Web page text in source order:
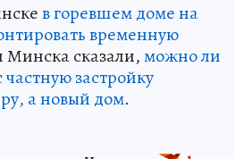
в горевшем доме на
временную
Минска сказали,можно ли
застройку
а новый дом.